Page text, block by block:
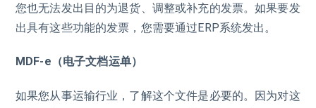
您也无法发出目的为退货、调整或补充的发票。如果要发
出具有这些功能的发票，您需要通过ERP系统发出。
MDF-e（电子文档运单）
如果您从事运输行业，了解这个文件是必要的。因为对这